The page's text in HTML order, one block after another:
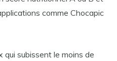
comme Chocapic
qui subissent le moins de